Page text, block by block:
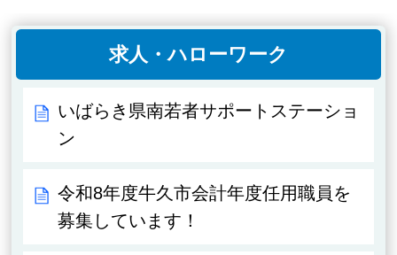
求人・ハローワーク
いばらき県南若者サポートステーショ
ン
令和8年度牛久市会計年度任用職員を
募集しています！